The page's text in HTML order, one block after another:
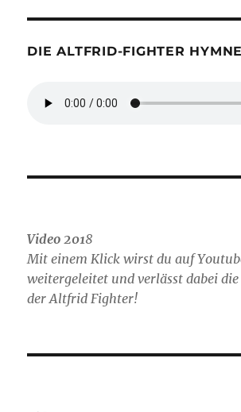
e
o
b
DIE ALTFRID-FIGHTER HYMNE
Video 2018
Mit einem Klick wirst du auf
weitergeleitet und verlässt dabei
der Altfrid Fighter!